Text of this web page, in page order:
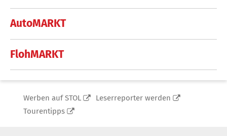
AutoMARKT
FlohMARKT
Werben auf STOL
Leserreporter werden
Tourentipps